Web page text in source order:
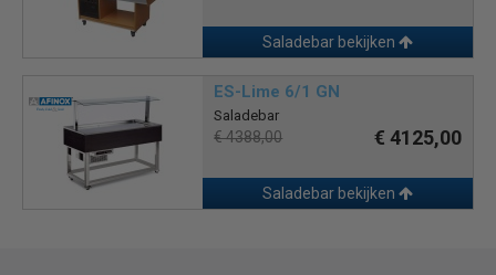
Saladebar bekijken
ES-Lime 6/1 GN
Saladebar
€ 4388,00 € 4125,00
Saladebar bekijken